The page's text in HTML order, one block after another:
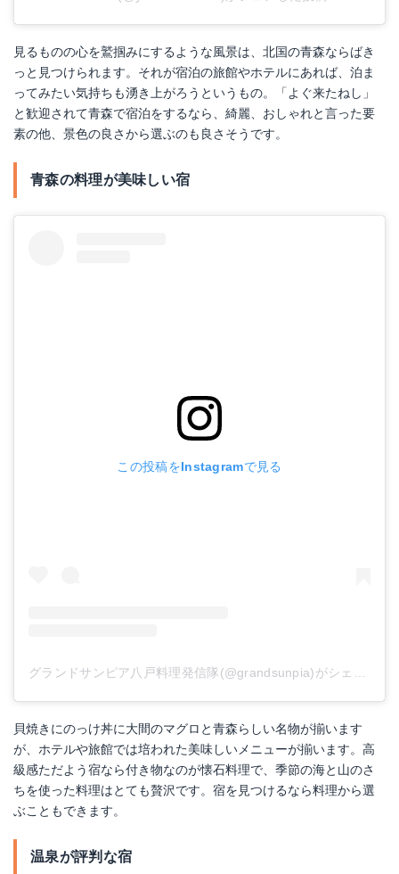
見るものの心を鷲掴みにするような風景は、北国の青森ならばき
っと見つけられます。それが宿泊の旅館やホテルにあれば、泊ま
ってみたい気持ちも湧き上がろうというもの。「よぐ来たねし」
と歓迎されて青森で宿泊をするなら、綺麗、おしゃれと言った要
素の他、景色の良さから選ぶのも良さそうです。
青森の料理が美味しい宿
この投稿をInstagramで見る
貝焼きにのっけ丼に大間のマグロと青森らしい名物が揃います
が、ホテルや旅館では培われた美味しいメニューが揃います。高
級感ただよう宿なら付き物なのが懐石料理で、季節の海と山のさ
ちを使った料理はとても贅沢です。宿を見つけるなら料理から選
ぶこともできます。
温泉が評判な宿